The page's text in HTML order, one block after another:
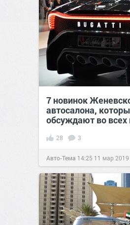
7 новинок
автосалона,
обсуждают во всех
28 3
Авто-Тема 14:25 11 мар 2019